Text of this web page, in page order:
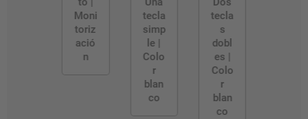
Moni
toriz
ació
n
tecla
simp
le |
Colo
r
blan
co
tecla
s
dobl
es |
Colo
r
blan
co